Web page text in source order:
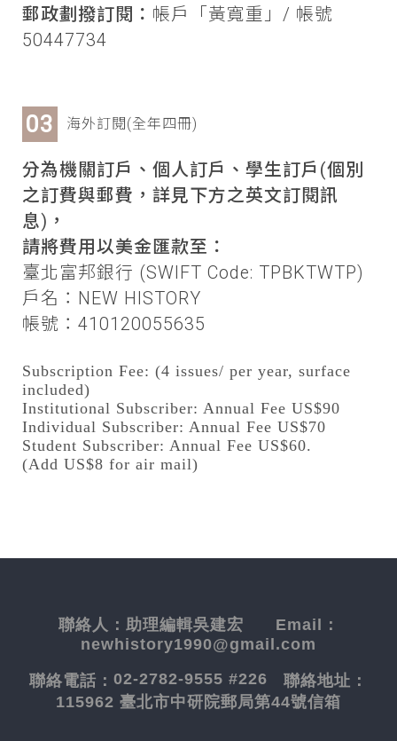
郵政劃撥訂閱： 帳戶「黃寬重」/ 帳號
50447734
海外訂閱(全年四冊)
分為機關訂戶、個人訂戶、學生訂戶(個別
之訂費與郵費，詳見下方之英文訂閱訊
息)，
請將費用以美金匯款至：
臺北富邦銀行 (SWIFT Code: TPBKTWTP)
戶名：NEW HISTORY
帳號：410120055635
Subscription Fee: (4 issues/ per year, surface
included)
Institutional Subscriber: Annual Fee US$90
Individual Subscriber: Annual Fee US$70
Student Subscriber: Annual Fee US$60.
(Add US$8 for air mail)
聯絡人： 助理編輯吳建宏 Email：
newhistory1990@gmail.com
聯絡電話： 02-2782-9555 #226 聯絡地址：
115962 臺北市中研院郵局第44號信箱